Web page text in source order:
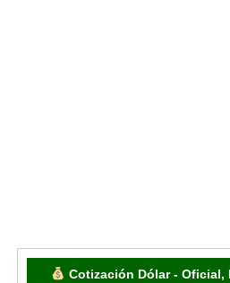
Cotización Dólar - Oficial,